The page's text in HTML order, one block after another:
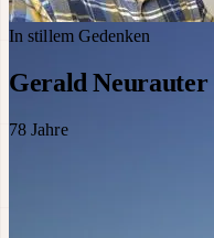
In stillem Gedenken
Gerald Neurauter
78 Jahre